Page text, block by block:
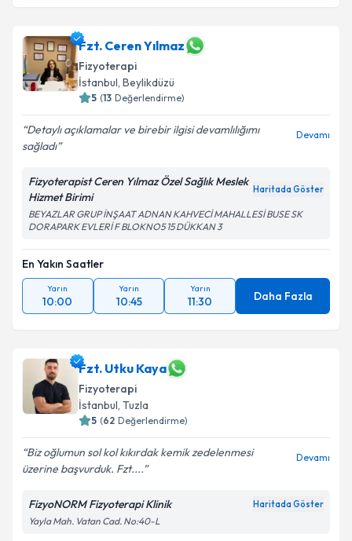
Fzt. Ceren Yılmaz
Fizyoterapi
İstanbul, Beylikdüzü
5 (13 Değerlendirme)
Detaylı açıklamalar ve birebir ilgisi devamlılığımı
sağladı
Devamı
Fizyoterapist Ceren Yılmaz Özel Sağlık Meslek
Hizmet Birimi
Haritada Göster
BEYAZLAR GRUP İNŞAAT ADNAN KAHVECİ MAHALLESİ BUSE SK
DORAPARK EVLERİ F BLOKNO5 15 DÜKKAN 3
En Yakın Saatler
Yarın
10:00
Yarın
10:45
Yarın
11:30 Daha Fazla
Fzt. Utku Kaya
Fizyoterapi
İstanbul, Tuzla
5 (62 Değerlendirme)
Biz oğlumun sol kol kıkırdak kemik zedelenmesi
üzerine başvurduk. Fzt....
Devamı
FizyoNORM Fizyoterapi Klinik Haritada Göster
Yayla Mah. Vatan Cad. No:40-L